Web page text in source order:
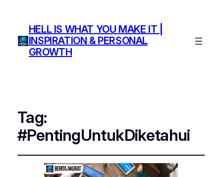
HELL IS WHAT YOU MAKE IT |
INSPIRATION & PERSONAL
GROWTH
Tag:
#PentingUntukDiketahui